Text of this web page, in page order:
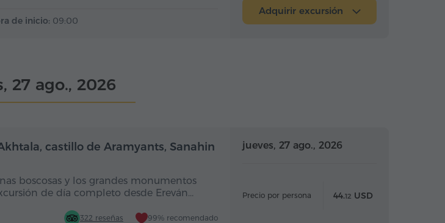
de inicio: 09:00
Adquirir excursión
27 ago., 2026
Día completo
castillo de Aramyants, Sanahin
boscosas y los grandes monumentos
de día completo desde Ereván…
322 reseñas 99% recomendado
jueves, 27 ago., 2026
Precio por persona 44.12 USD